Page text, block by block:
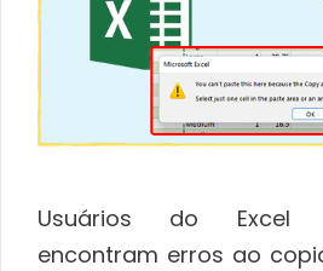
Usuários do Excel
encontram erros ao